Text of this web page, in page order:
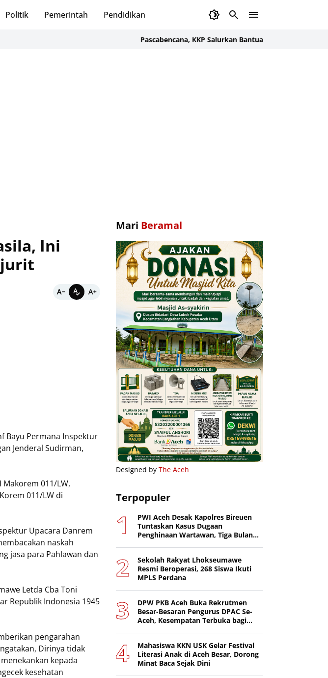
Politik Pemerintah Pendidikan
Pascabencana, KKP Salurkan Bantuan untuk Pulihkan
Ini
Bayu Permana Inspektur
Jenderal Sudirman,
011/LW,
011/LW di
Upacara Danrem
naskah
jasa para Pahlawan dan
Letda Cba Toni
Republik Indonesia 1945
pengarahan
Dirinya tidak
kepada
kesehatan
Mari Beramal
Designed by The Aceh
Terpopuler
PWI Aceh Desak Kapolres Bireuen
Tuntaskan Kasus Dugaan
Penghinaan Wartawan, Tiga Bulan
Sekolah Rakyat Lhokseumawe
Resmi Beroperasi, 268 Siswa Ikuti
MPLS Perdana
DPW PKB Aceh Buka Rekrutmen
Besar-Besaran Pengurus DPAC Se-
Aceh, Kesempatan Terbuka bagi
Mahasiswa KKN USK Gelar Festival
Literasi Anak di Aceh Besar, Dorong
Minat Baca Sejak Dini